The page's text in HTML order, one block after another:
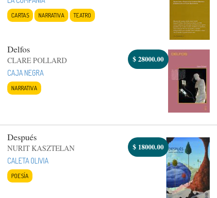
CARTAS NARRATIVA TEATRO
Delfos
CLARE POLLARD
CAJA NEGRA
NARRATIVA
$28000.00
Después
NURIT KASZTELAN
CALETA OLIVIA
POESÍA
$ 18000.00